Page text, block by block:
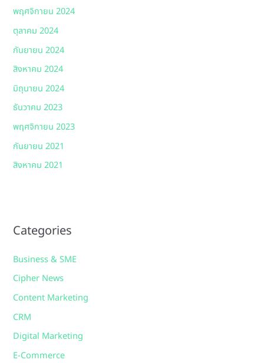
พฤศจิกายน 2024
ตุลาคม 2024
กันยายน 2024
สิงหาคม 2024
มิถุนายน 2024
ธันวาคม 2023
พฤศจิกายน 2023
กันยายน 2021
สิงหาคม 2021
Categories
Business & SME
Cipher News
Content Marketing
CRM
Digital Marketing
E-Commerce